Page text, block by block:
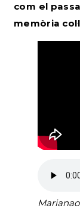
com el
memòria